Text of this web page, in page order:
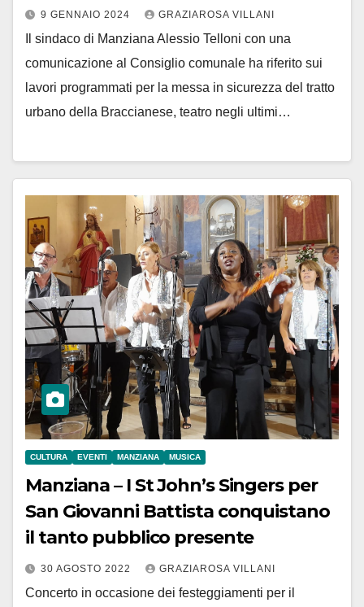
9 GENNAIO 2024 GRAZIAROSA VILLANI
Il sindaco di Manziana Alessio Telloni con una
comunicazione al Consiglio comunale ha riferito sui
lavori programmati per la messa in sicurezza del tratto
urbano della Braccianese, teatro negli ultimi…
CULTURA EVENTI MANZIANA MUSICA
Manziana – I St John’s Singers per
San Giovanni Battista conquistano
il tanto pubblico presente
30 AGOSTO 2022 GRAZIAROSA VILLANI
Concerto in occasione dei festeggiamenti per il